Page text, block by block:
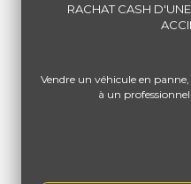
RACHAT CASH
Vendre un véhicule en
à un professionnel